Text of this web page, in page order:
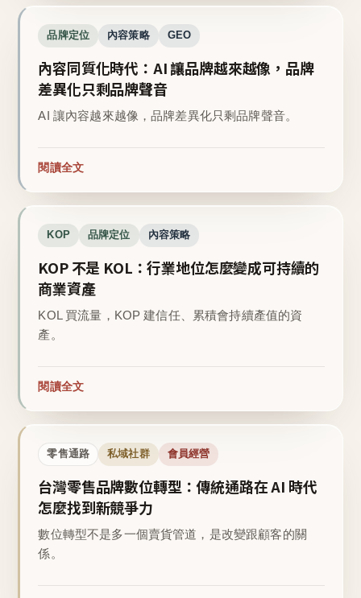
品牌定位 內容策略 GEO
內容同質化時代：AI 讓品牌越來越像，品牌
差異化只剩品牌聲音
AI 讓內容越來越像，品牌差異化只剩品牌聲音。
閱讀全文
KOP 品牌定位 內容策略
KOP 不是 KOL：行業地位怎麼變成可持續的
商業資產
KOL 買流量，KOP 建信任、累積會持續產值的資
產。
閱讀全文
零售通路 私域社群 會員經營
台灣零售品牌數位轉型：傳統通路在 AI 時代
怎麼找到新競爭力
數位轉型不是多一個賣貨管道，是改變跟顧客的關
係。